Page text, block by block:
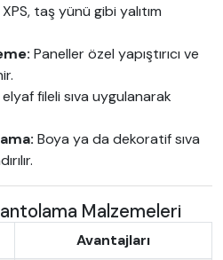
XPS, taş yünü gibi yalıtım
Paneller özel yapıştırıcı ve
fileli sıva uygulanarak
Boya ya da dekoratif sıva
Malzemeleri
Avantajları